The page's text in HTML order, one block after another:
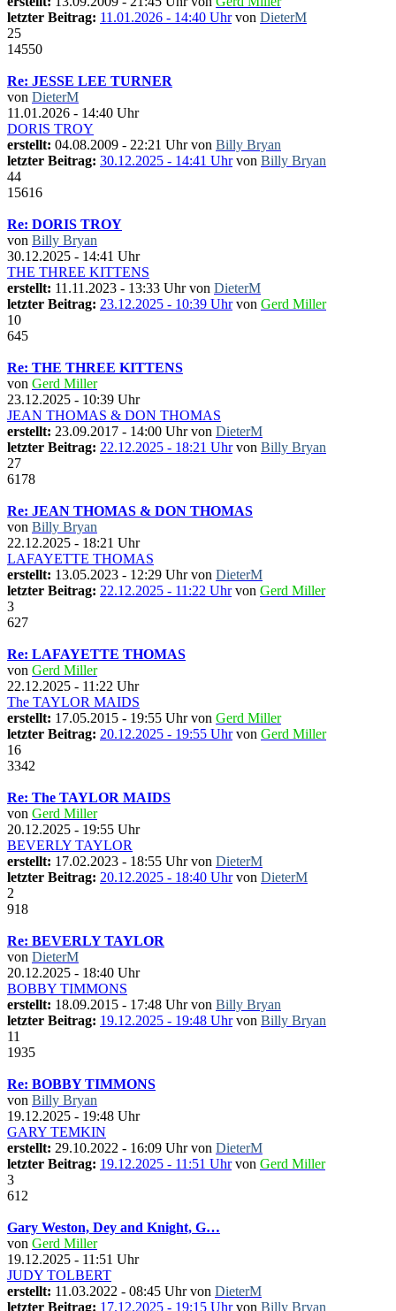
letzter Beitrag: 11.01.2026 - 14:40 Uhrvon DieterM
25
14550
Re: JESSE LEE TURNER
von DieterM
11.01.2026 - 14:40 Uhr
DORIS TROY
erstellt: 04.08.2009 - 22:21 Uhr von Billy Bryan
letzter Beitrag: 30.12.2025 - 14:41 Uhrvon Billy Bryan
44
15616
Re: DORIS TROY
von Billy Bryan
30.12.2025 - 14:41 Uhr
THE THREE KITTENS
erstellt: 11.11.2023 - 13:33 Uhr von DieterM
letzter Beitrag: 23.12.2025 - 10:39 Uhrvon Gerd Miller
10
645
Re: THE THREE KITTENS
von Gerd Miller
23.12.2025 - 10:39 Uhr
JEAN THOMAS & DON THOMAS
erstellt: 23.09.2017 - 14:00 Uhr von DieterM
letzter Beitrag: 22.12.2025 - 18:21 Uhrvon Billy Bryan
27
6178
Re: JEAN THOMAS & DON THOMAS
von Billy Bryan
22.12.2025 - 18:21 Uhr
LAFAYETTE THOMAS
erstellt: 13.05.2023 - 12:29 Uhr von DieterM
letzter Beitrag: 22.12.2025 - 11:22 Uhrvon Gerd Miller
3
627
Re: LAFAYETTE THOMAS
von Gerd Miller
22.12.2025 - 11:22 Uhr
The TAYLOR MAIDS
erstellt: 17.05.2015 - 19:55 Uhr von Gerd Miller
letzter Beitrag: 20.12.2025 - 19:55 Uhrvon Gerd Miller
16
3342
Re: The TAYLOR MAIDS
von Gerd Miller
20.12.2025 - 19:55 Uhr
BEVERLY TAYLOR
erstellt: 17.02.2023 - 18:55 Uhr von DieterM
letzter Beitrag: 20.12.2025 - 18:40 Uhrvon DieterM
2
918
Re: BEVERLY TAYLOR
von DieterM
20.12.2025 - 18:40 Uhr
BOBBY TIMMONS
erstellt: 18.09.2015 - 17:48 Uhr von Billy Bryan
letzter Beitrag: 19.12.2025 - 19:48 Uhrvon Billy Bryan
11
1935
Re: BOBBY TIMMONS
von Billy Bryan
19.12.2025 - 19:48 Uhr
GARY TEMKIN
erstellt: 29.10.2022 - 16:09 Uhr von DieterM
letzter Beitrag: 19.12.2025 - 11:51 Uhrvon Gerd Miller
3
612
Gary Weston, Dey and Knight, G…
von Gerd Miller
19.12.2025 - 11:51 Uhr
JUDY TOLBERT
erstellt: 11.03.2022 - 08:45 Uhr von DieterM
letzter Beitrag: 17.12.2025 - 19:15 Uhrvon Billy Bryan